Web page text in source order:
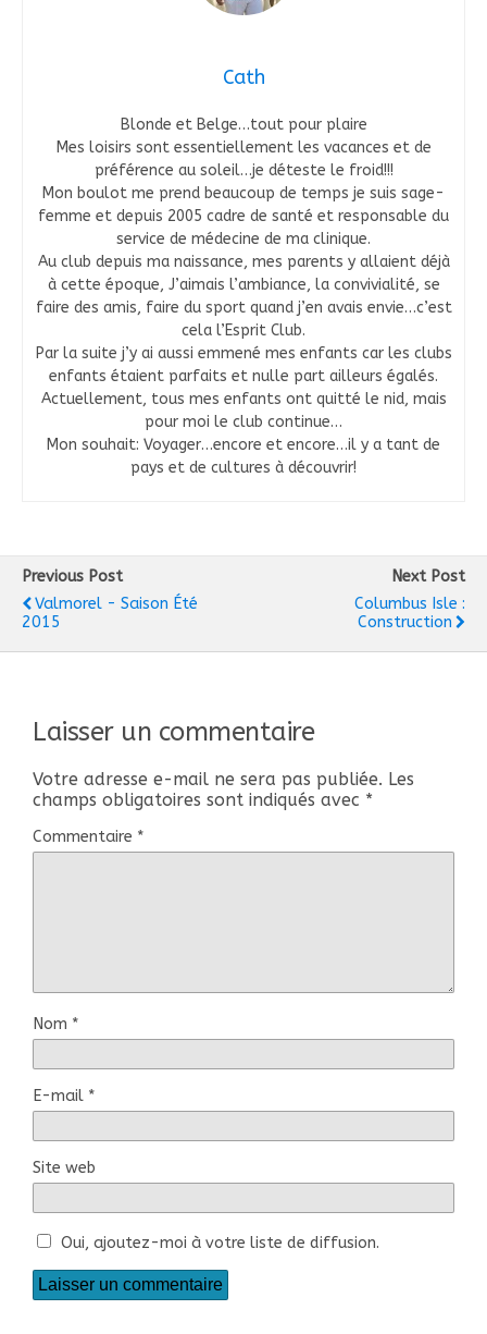
Cath
Blonde et Belge…tout pour plaire
Mes loisirs sont essentiellement les vacances et de
préférence au soleil…je déteste le froid!!!
Mon boulot me prend beaucoup de temps je suis sage-
femme et depuis 2005 cadre de santé et responsable du
service de médecine de ma clinique.
Au club depuis ma naissance, mes parents y allaient déjà
à cette époque, J’aimais l’ambiance, la convivialité, se
faire des amis, faire du sport quand j’en avais envie…c’est
cela l’Esprit Club.
Par la suite j’y ai aussi emmené mes enfants car les clubs
enfants étaient parfaits et nulle part ailleurs égalés.
Actuellement, tous mes enfants ont quitté le nid, mais
pour moi le club continue…
Mon souhait: Voyager…encore et encore…il y a tant de
pays et de cultures à découvrir!
Previous Post
Valmorel - Saison Été
2015
Next Post
Columbus Isle :
Construction
Laisser un commentaire
Votre adresse e-mail ne sera pas publiée. Les
champs obligatoires sont indiqués avec *
Commentaire *
Nom *
E-mail *
Site web
Oui, ajoutez-moi à votre liste de diffusion.